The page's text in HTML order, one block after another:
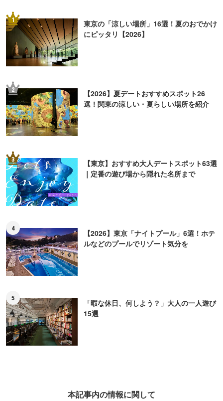
1
東京の「涼しい場所」16選！夏のおでかけ
にピッタリ【2026】
2
【2026】夏デートおすすめスポット26
選！関東の涼しい・夏らしい場所を紹介
3
【東京】おすすめ大人デートスポット63選
｜定番の遊び場から隠れた名所まで
4
【2026】東京「ナイトプール」6選！ホテ
ルなどのプールでリゾート気分を
5
「暇な休日、何しよう？」大人の一人遊び
15選
本記事内の情報に関して